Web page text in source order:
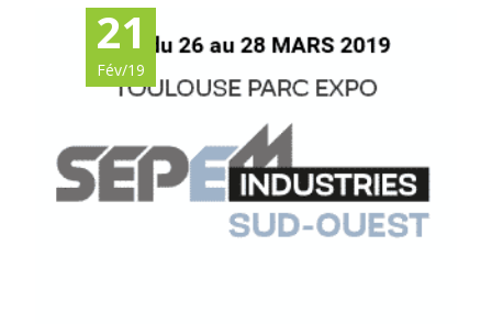
21
Fév/19